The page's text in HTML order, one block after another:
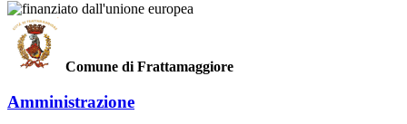
Comune di Frattamaggiore
Amministrazione